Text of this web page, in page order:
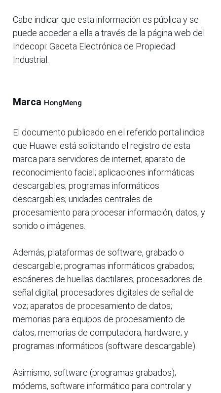
Cabe indicar que esta información es pública y se
puede acceder a ella a través de la página web del
Indecopi: Gaceta Electrónica de Propiedad
Industrial.
Marca HongMeng
El documento publicado en el referido portal indica
que Huawei está solicitando el registro de esta
marca para servidores de internet; aparato de
reconocimiento facial; aplicaciones informáticas
descargables; programas informáticos
descargables; unidades centrales de
procesamiento para procesar información, datos, y
sonido o imágenes.
Además, plataformas de software, grabado o
descargable; programas informáticos grabados;
escáneres de huellas dactilares; procesadores de
señal digital; procesadores digitales de señal de
voz; aparatos de procesamiento de datos;
memorias para equipos de procesamiento de
datos; memorias de computadora; hardware; y
programas informáticos (software descargable).
Asimismo, software (programas grabados);
módems, software informático para controlar y